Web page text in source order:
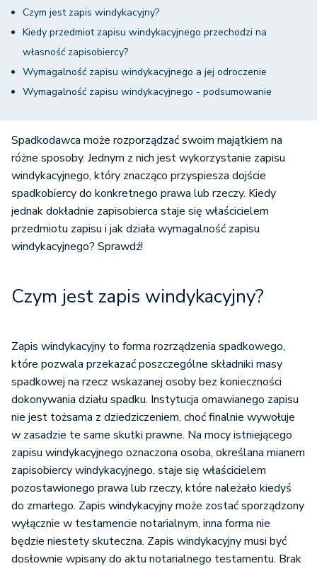
Czym jest zapis windykacyjny?
Kiedy przedmiot zapisu windykacyjnego przechodzi na
własność zapisobiercy?
Wymagalność zapisu windykacyjnego a jej odroczenie
Wymagalność zapisu windykacyjnego - podsumowanie
Spadkodawca może rozporządzać swoim majątkiem na
różne sposoby. Jednym z nich jest wykorzystanie zapisu
windykacyjnego, który znacząco przyspiesza dojście
spadkobiercy do konkretnego prawa lub rzeczy. Kiedy
jednak dokładnie zapisobierca staje się właścicielem
przedmiotu zapisu i jak działa wymagalność zapisu
windykacyjnego? Sprawdź!
Czym jest zapis windykacyjny?
Zapis windykacyjny to forma rozrządzenia spadkowego,
które pozwala przekazać poszczególne składniki masy
spadkowej na rzecz wskazanej osoby bez konieczności
dokonywania działu spadku. Instytucja omawianego zapisu
nie jest tożsama z dziedziczeniem, choć finalnie wywołuje
w zasadzie te same skutki prawne. Na mocy istniejącego
zapisu windykacyjnego oznaczona osoba, określana mianem
zapisobiercy windykacyjnego, staje się właścicielem
pozostawionego prawa lub rzeczy, które należało kiedyś
do zmarłego. Zapis windykacyjny może zostać sporządzony
wyłącznie w testamencie notarialnym, inna forma nie
będzie niestety skuteczna. Zapis windykacyjny musi być
dosłownie wpisany do aktu notarialnego testamentu. Brak